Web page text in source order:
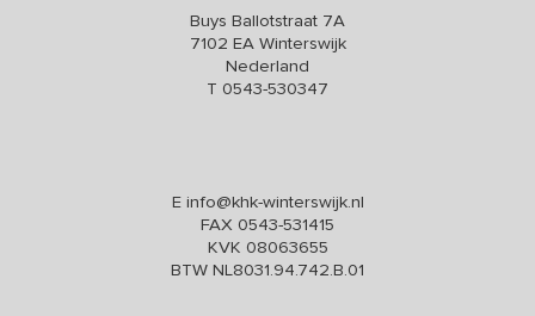
Buys Ballotstraat 7A
7102 EA Winterswijk
Nederland
T 0543-530347
E info@khk-winterswijk.nl
FAX 0543-531415
KVK 08063655
BTW NL8031.94.742.B.01